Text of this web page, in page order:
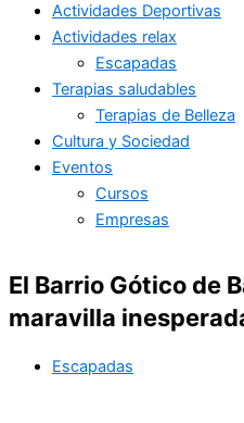
Actividades Deportivas
Actividades relax
Escapadas
Terapias saludables
Terapias de Belleza
Cultura y Sociedad
Eventos
Cursos
Empresas
El Barrio Gótico de
maravilla
Escapadas